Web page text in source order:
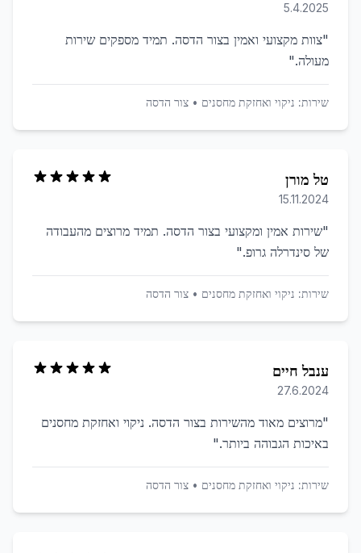
5.4.2025
"צוות מקצועי ואמין בצור הדסה. תמיד מספקים שירות
מעולה."
שירות: ניקוי ואחזקת מחסנים • צור הדסה
טל מורן
15.11.2024
"שירות אמין ומקצועי בצור הדסה. תמיד מרוצים מהעבודה
של סינדרלה גרופ."
שירות: ניקוי ואחזקת מחסנים • צור הדסה
ענבל חיים
27.6.2024
"מרוצים מאוד מהשירות בצור הדסה. ניקוי ואחזקת מחסנים
באיכות הגבוהה ביותר."
שירות: ניקוי ואחזקת מחסנים • צור הדסה